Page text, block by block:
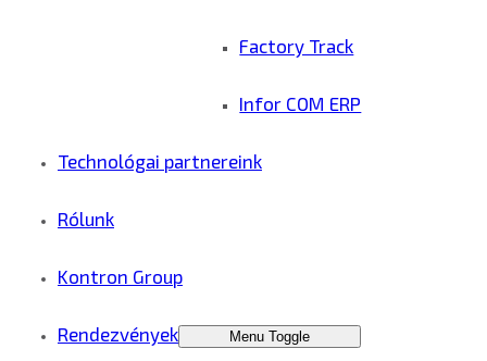
Factory Track
Infor COM ERP
Technológai partnereink
Rólunk
Kontron Group
Rendezvények Menu Toggle